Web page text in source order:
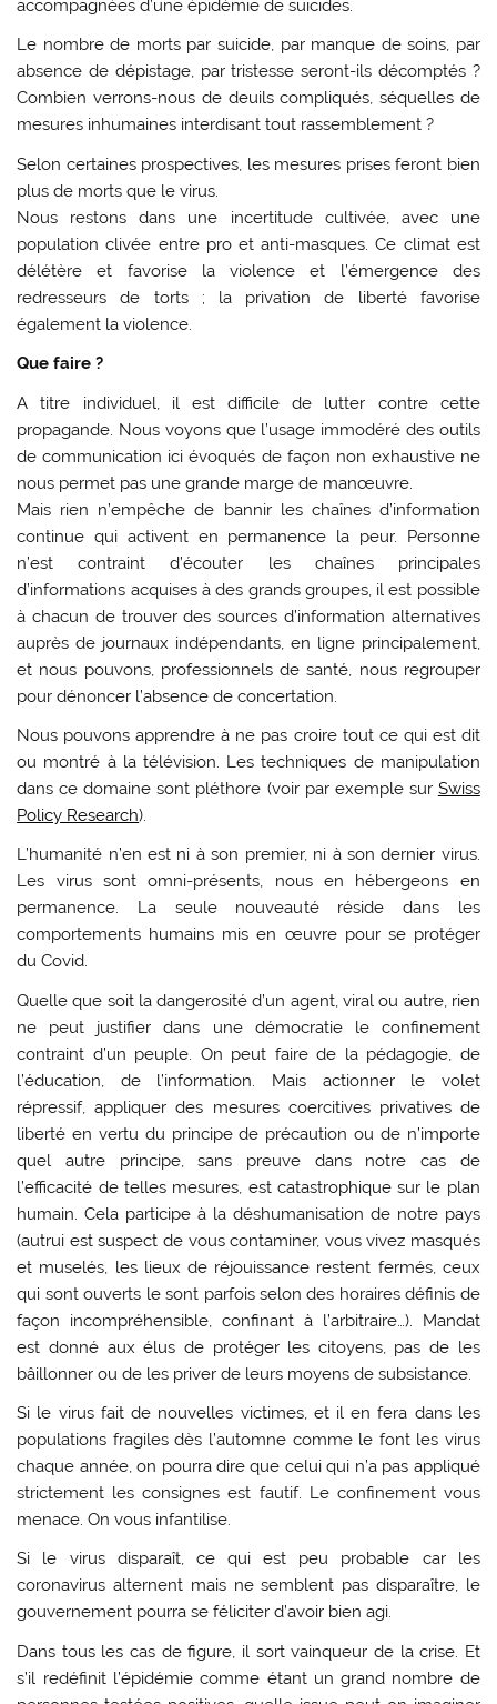
accompagnées d’une épidémie de suicides.
Le nombre de morts par suicide, par manque de soins, par
absence de dépistage, par tristesse seront-ils décomptés ?
Combien verrons-nous de deuils compliqués, séquelles de
mesures inhumaines interdisant tout rassemblement ?
Selon certaines prospectives, les mesures prises feront bien
plus de morts que le virus.
Nous restons dans une incertitude cultivée, avec une
population clivée entre pro et anti-masques. Ce climat est
délétère et favorise la violence et l’émergence des
redresseurs de torts ; la privation de liberté favorise
également la violence.
Que faire ?
A titre individuel, il est difficile de lutter contre cette
propagande. Nous voyons que l’usage immodéré des outils
de communication ici évoqués de façon non exhaustive ne
nous permet pas une grande marge de manœuvre.
Mais rien n’empêche de bannir les chaînes d’information
continue qui activent en permanence la peur. Personne
n’est contraint d’écouter les chaînes principales
d’informations acquises à des grands groupes, il est possible
à chacun de trouver des sources d’information alternatives
auprès de journaux indépendants, en ligne principalement,
et nous pouvons, professionnels de santé, nous regrouper
pour dénoncer l’absence de concertation.
Nous pouvons apprendre à ne pas croire tout ce qui est dit
ou montré à la télévision. Les techniques de manipulation
dans ce domaine sont pléthore (voir par exemple sur Swiss
Policy Research).
L’humanité n’en est ni à son premier, ni à son dernier virus.
Les virus sont omni-présents, nous en hébergeons en
permanence. La seule nouveauté réside dans les
comportements humains mis en œuvre pour se protéger
du Covid.
Quelle que soit la dangerosité d’un agent, viral ou autre, rien
ne peut justifier dans une démocratie le confinement
contraint d’un peuple. On peut faire de la pédagogie, de
l’éducation, de l’information. Mais actionner le volet
répressif, appliquer des mesures coercitives privatives de
liberté en vertu du principe de précaution ou de n’importe
quel autre principe, sans preuve dans notre cas de
l’efficacité de telles mesures, est catastrophique sur le plan
humain. Cela participe à la déshumanisation de notre pays
(autrui est suspect de vous contaminer, vous vivez masqués
et muselés, les lieux de réjouissance restent fermés, ceux
qui sont ouverts le sont parfois selon des horaires définis de
façon incompréhensible, confinant à l’arbitraire…). Mandat
est donné aux élus de protéger les citoyens, pas de les
bâillonner ou de les priver de leurs moyens de subsistance.
Si le virus fait de nouvelles victimes, et il en fera dans les
populations fragiles dès l’automne comme le font les virus
chaque année, on pourra dire que celui qui n’a pas appliqué
strictement les consignes est fautif. Le confinement vous
menace. On vous infantilise.
Si le virus disparaît, ce qui est peu probable car les
coronavirus alternent mais ne semblent pas disparaître, le
gouvernement pourra se féliciter d’avoir bien agi.
Dans tous les cas de figure, il sort vainqueur de la crise. Et
s’il redéfinit l’épidémie comme étant un grand nombre de